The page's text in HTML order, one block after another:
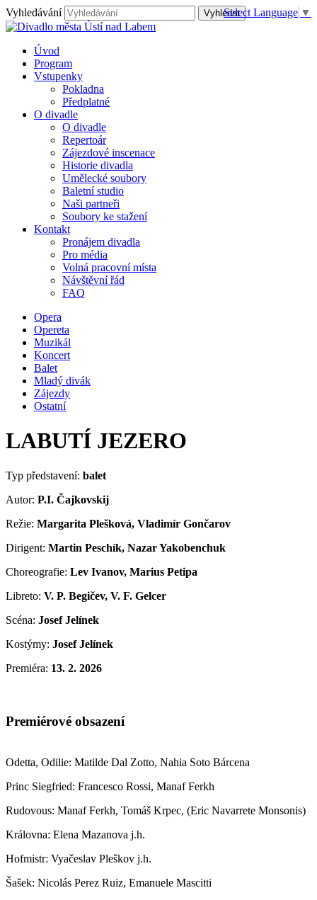
Vyhledávání
Úvod
Program
Vstupenky
Pokladna
Předplatné
O divadle
O divadle
Repertoár
Zájezdové inscenace
Historie divadla
Umělecké soubory
Baletní studio
Naši partneři
Soubory ke stažení
Kontakt
Pronájem divadla
Pro média
Volná pracovní místa
Návštěvní řád
FAQ
Select Language ▼
Opera
Opereta
Muzikál
Koncert
Balet
Mladý divák
Zájezdy
Ostatní
LABUTÍ JEZERO
Typ představení: balet
Autor: P.I. Čajkovskij
Režie: Margarita Plešková, Vladimír Gončarov
Dirigent: Martin Peschík, Nazar Yakobenchuk
Choreografie: Lev Ivanov, Marius Petipa
Libreto: V. P. Begičev, V. F. Gelcer
Scéna: Josef Jelínek
Kostýmy: Josef Jelínek
Premiéra: 13. 2. 2026
Premiérové obsazení
Odetta, Odilie: Matilde Dal Zotto, Nahia Soto Bárcena
Princ Siegfried: Francesco Rossi, Manaf Ferkh
Rudovous: Manaf Ferkh, Tomáš Krpec, (Eric Navarrete Monsonis)
Královna: Elena Mazanova j.h.
Hofmistr: Vyačeslav Pleškov j.h.
Šašek: Nicolás Perez Ruiz, Emanuele Mascitti